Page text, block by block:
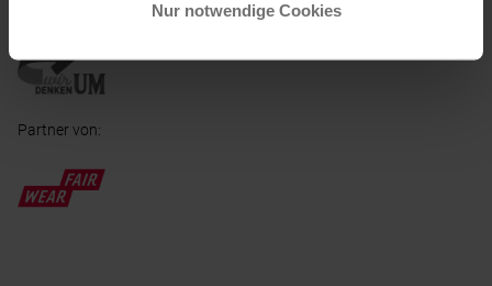
Nur notwendige Cookies
Partner von: